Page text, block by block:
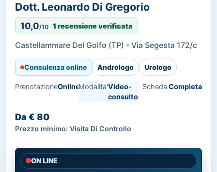
Dott. Leonardo Di Gregorio
10,0/10 1 recensione verificata
Castellammare Del Golfo (TP) - Via Segesta 172/c
Consulenza online Andrologo Urologo
PrenotazioneOnlineModalita'Video-
consulto
Scheda Completa
Da € 80
Prezzo minimo: Visita Di Controllo
ON LINE